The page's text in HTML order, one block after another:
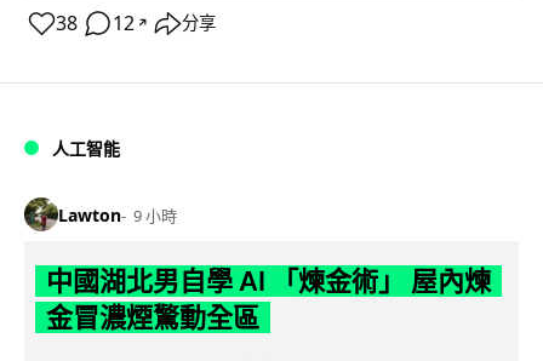
38 12 ↗ 分享
人工智能
Lawton 9 小時
中國湖北男自學 AI 「煉金術」 屋內煉
金冒濃煙驚動全區